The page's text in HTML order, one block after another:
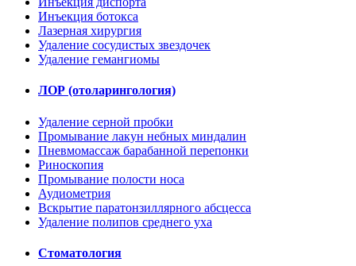
Инъекция ботокса
Лазерная хирургия
Удаление сосудистых звездочек
Удаление гемангиомы
ЛОР (отоларингология)
Удаление серной пробки
Промывание лакун небных миндалин
Пневмомассаж барабанной перепонки
Риноскопия
Промывание полости носа
Аудиометрия
Вскрытие паратонзиллярного абсцесса
Удаление полипов среднего уха
Стоматология